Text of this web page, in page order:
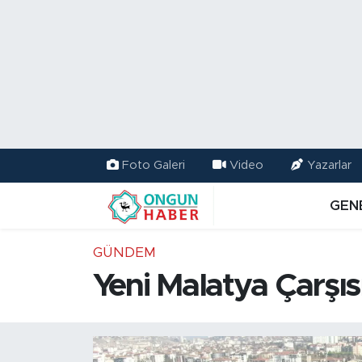
Foto Galeri Video Yazarlar
GÜNDEM
Yeni Malatya
Trafik Durumu
TFF 2.Lig Kırmızı Grup Puan Durumu ve Fikstür
Haber Arşivi